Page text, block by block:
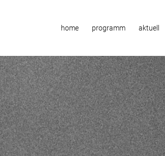
home programm aktuell